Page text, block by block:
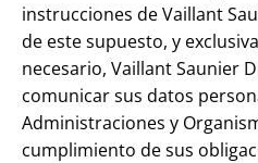
instrucciones de Vaillant
de este supuesto, y
necesario, Vaillant Saunier
comunicar sus datos
Administraciones y
cumplimiento de sus